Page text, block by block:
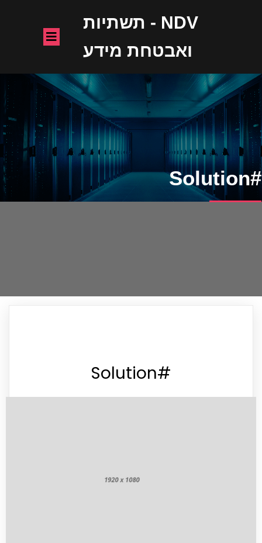
NDV - תשתיות
ואבטחת מידע
#Solution
#Solution